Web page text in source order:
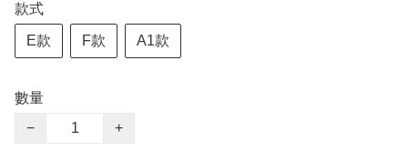
款式
E款 F款 A1款
數量
−
+